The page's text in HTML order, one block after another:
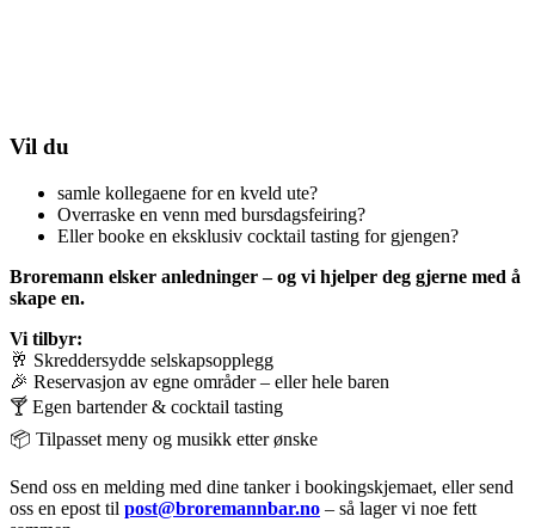
Vil du
samle kollegaene for en kveld ute?
Overraske en venn med bursdagsfeiring?
Eller booke en eksklusiv cocktail tasting for gjengen?
Broremann elsker anledninger – og vi hjelper deg gjerne med å
skape en.
Vi tilbyr:
🥂 Skreddersydde selskapsopplegg
🎉 Reservasjon av egne områder – eller hele baren
🍸 Egen bartender & cocktail tasting
📦 Tilpasset meny og musikk etter ønske
Send oss en melding med dine tanker i bookingskjemaet, eller send
oss en epost til post@broremannbar.no – så lager vi noe fett